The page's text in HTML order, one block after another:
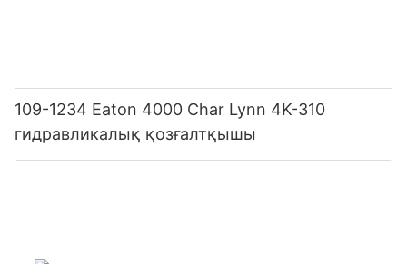
109-1234 Eaton 4000 Char Lynn 4K-310
гидравликалық қозғалтқышы